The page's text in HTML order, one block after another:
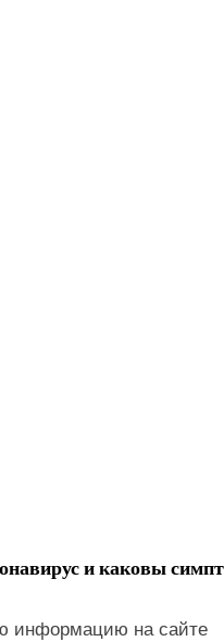
и каковы
информацию на сайте